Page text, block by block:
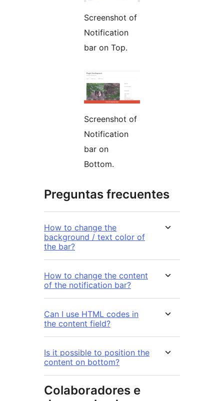
Screenshot of
Notification
bar on Top.
Screenshot of
Notification
bar on
Bottom.
Preguntas frecuentes
How to change the
background / text color of
the bar?
How to change the content
of the notification bar?
Can I use HTML codes in
the content field?
Is it possible to position the
content on bottom?
Colaboradores e